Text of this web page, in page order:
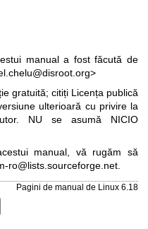
manual a fost făcută de
gratuită; citiți Licența publică
ulterioară cu privire la
NU se asumă NICIO
manual, vă rugăm să
ro@lists.sourceforge.net
Pagini de manual de Linux 6.18